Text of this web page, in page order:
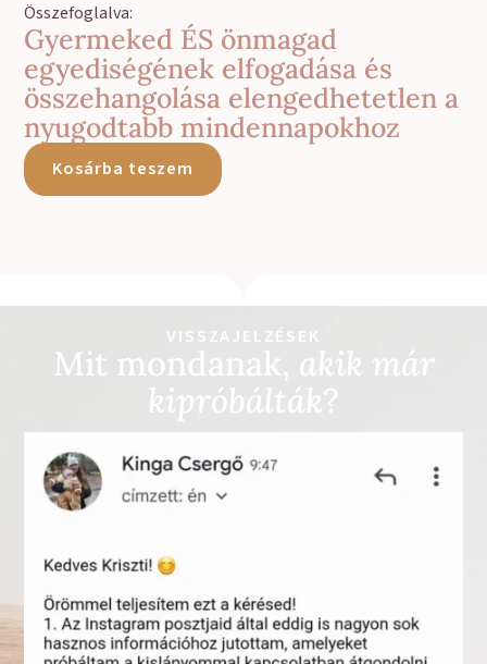
Összefoglalva:
Gyermeked ÉS önmagad
egyediségének elfogadása és
összehangolása elengedhetetlen a
nyugodtabb mindennapokhoz
Kosárba teszem
VISSZAJELZÉSEK
Mit mondanak, akik már
kipróbálták?